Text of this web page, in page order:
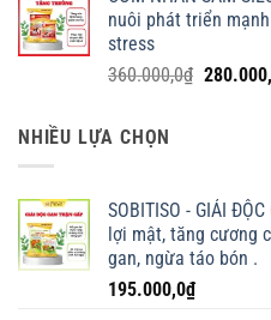
nuôi phát triển
stress
360.000,0₫ Giá
NHIỀU LỰA CHỌN
SOBITISO - GIẢI
lợi mật, tăng cương
gan, ngừa táo bón .
195.000,0₫